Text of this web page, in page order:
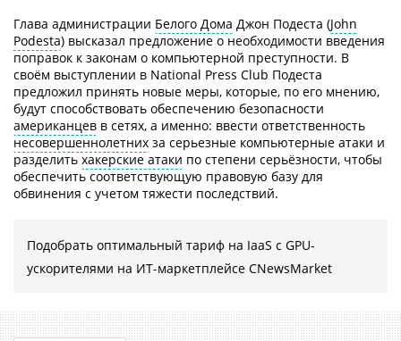
Глава администрации Белого Дома Джон Подеста (John
Podesta) высказал предложение о необходимости введения
поправок к законам о компьютерной преступности. В
своём выступлении в National Press Club Подеста
предложил принять новые меры, которые, по его мнению,
будут способствовать обеспечению безопасности
американцев в сетях, а именно: ввести ответственность
несовершеннолетних за серьезные компьютерные атаки и
разделить хакерские атаки по степени серьёзности, чтобы
обеспечить соответствующую правовую базу для
обвинения с учетом тяжести последствий.
Подобрать оптимальный тариф на IaaS с GPU-
ускорителями на ИТ-маркетплейсе CNewsMarket